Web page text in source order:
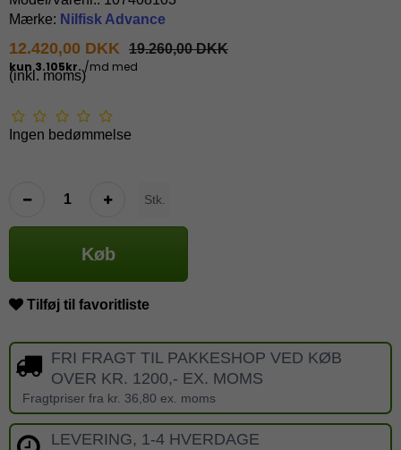
Mærke: Nilfisk Advance
12.420,00 DKK 19.260,00 DKK
(inkl. moms)
Ingen bedømmelse
Stk.
Køb
Tilføj til favoritliste
FRI FRAGT TIL PAKKESHOP VED KØB
OVER KR. 1200,- EX. MOMS
Fragtpriser fra kr. 36,80 ex. moms
LEVERING, 1-4 HVERDAGE